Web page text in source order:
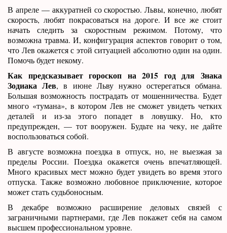
В апреле — аккуратней со скоростью. Львы, конечно, любят
скорость, любят покрасоваться на дороге. И все же стоит
начать следить за скоростным режимом. Потому, что
возможна травма. И, конфигурация аспектов говорит о том,
что Лев окажется с этой ситуацией абсолютно один на один.
Помочь будет некому.
Как предсказывает гороскоп на 2015 год для Знака
Зодиака Лев, в июне Льву нужно остерегаться обмана.
Большая возможность пострадать от мошенничества. Будет
много «тумана», в котором Лев не сможет увидеть четких
деталей и из-за этого попадет в ловушку. Но, кто
предупрежден, — тот вооружен. Будьте на чеку, не дайте
воспользоваться собой.
В августе возможна поездка в отпуск, но, не выезжая за
пределы России. Поездка окажется очень впечатляющей.
Много красивых мест можно будет увидеть во время этого
отпуска. Также возможно любовное приключение, которое
может стать судьбоносным.
В декабре возможно расширение деловых связей с
заграничными партнерами, где Лев покажет себя на самом
высшем профессиональном уровне.